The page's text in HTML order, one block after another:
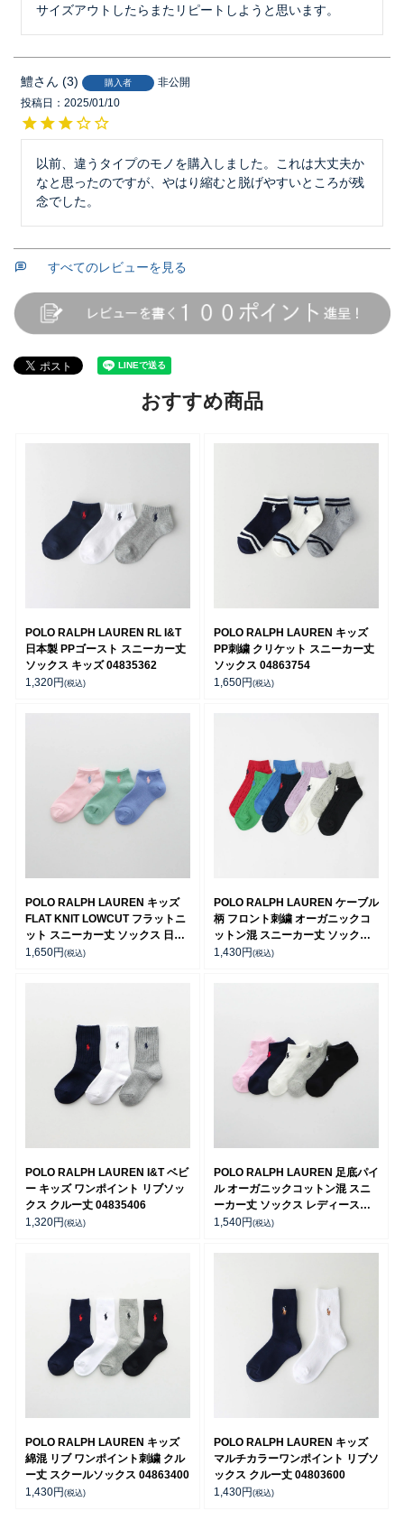
サイズアウトしたらまたリピートしようと思います。
鱧 3 購入者
非公開
投稿日
2025/01/10
以前、違うタイプのモノを購入しました。これは大丈夫か
なと思ったのですが、やはり縮むと脱げやすいところが残
念でした。
すべてのレビューを見る
おすすめ商品
POLO RALPH LAUREN RL I&T
日本製 PPゴースト スニーカー丈
ソックス キッズ 04835362
1,320円 (税込)
POLO RALPH LAUREN キッズ
PP刺繍 クリケット スニーカー丈
ソックス 04863754
1,650円 (税込)
POLO RALPH LAUREN キッズ
FLAT KNIT LOWCUT フラットニ
ット スニーカー丈 ソックス 日本
製 04803725
1,650円 (税込)
POLO RALPH LAUREN ケーブル
柄 フロント刺繍 オーガニックコ
ットン混 スニーカー丈 ソックス
レディース 03207868
1,430円 (税込)
POLO RALPH LAUREN I&T ベビ
ー キッズ ワンポイント リブソッ
クス クルー丈 04835406
1,320円 (税込)
POLO RALPH LAUREN 足底パイ
ル オーガニックコットン混 スニ
ーカー丈 ソックス レディース
03207894
1,540円 (税込)
POLO RALPH LAUREN キッズ
綿混 リブ ワンポイント刺繍 クル
ー丈 スクールソックス 04863400
1,430円 (税込)
POLO RALPH LAUREN キッズ
マルチカラーワンポイント リブソ
ックス クルー丈 04803600
1,430円 (税込)